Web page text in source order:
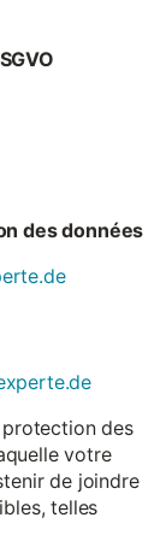
des données
des
votre
de joindre
telles